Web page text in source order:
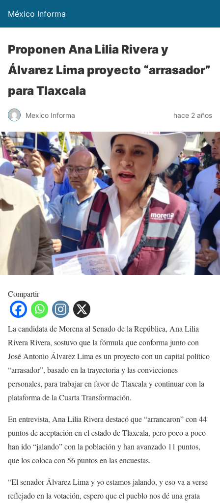
México Informa
Proponen Ana Lilia Rivera y
Álvarez Lima proyecto “arrasador”
para Tlaxcala
Mexico Informa hace 2 años
Compartir
La candidata de Morena al Senado de la República, Ana Lilia
Rivera Rivera, sostuvo que la fórmula que conforma junto con
José Antonio Álvarez Lima es un proyecto con un capital político
“arrasador”, basado en la trayectoria y las convicciones
personales, para trabajar en favor de Tlaxcala y continuar con la
plataforma de la Cuarta Transformación.
En entrevista, Ana Lilia Rivera destacó que “arrancaron” con 44
puntos de aceptación en el estado de Tlaxcala, pero poco a poco
han ido “jalando” con la población y han avanzado 11 puntos,
que los coloca con 56 puntos en las encuestas.
“El senador Álvarez Lima y yo estamos jalando, y eso va a verse
reflejado en la votación, espero que el pueblo nos dé una grata